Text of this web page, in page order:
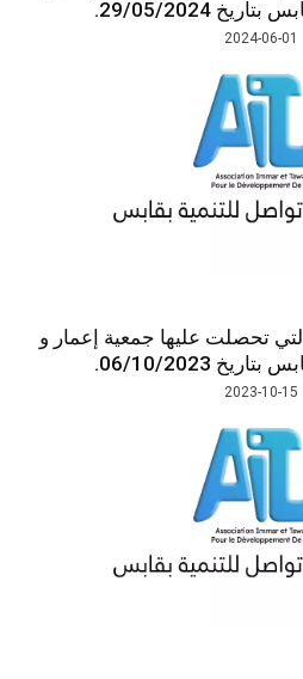
29/05/2024.
التي تحصلت عليها جمعية إعمار و
06/10/2023.